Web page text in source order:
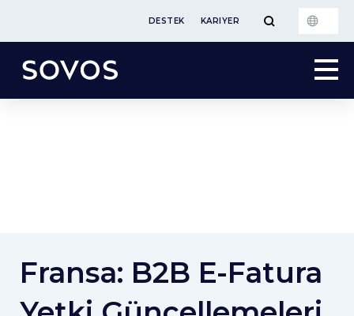
DESTEK KARIYER
Fransa: B2B E-Fatura